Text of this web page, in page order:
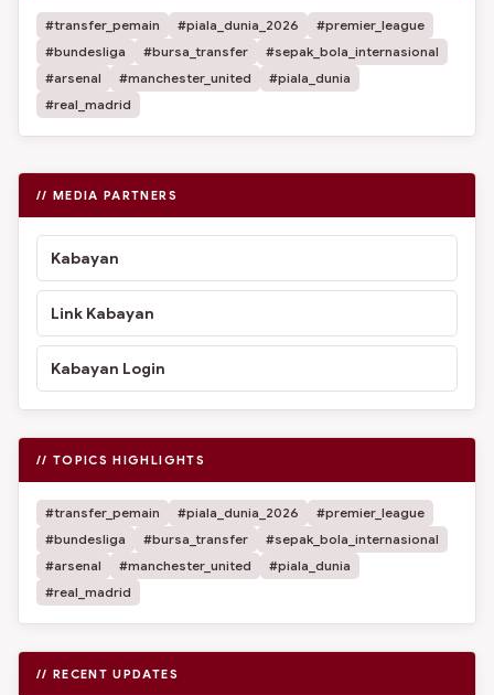
#transfer_pemain #piala_dunia_2026
#premier_league
#bundesliga
#bursa_transfer
#sepak_bola_internasional
#arsenal
#manchester_united
#piala_dunia
#real_madrid
// MEDIA PARTNERS
Kabayan
Link Kabayan
Kabayan Login
// TOPICS HIGHLIGHTS
#transfer_pemain #piala_dunia_2026
#premier_league
#bundesliga
#bursa_transfer
#sepak_bola_internasional
#arsenal
#manchester_united
#piala_dunia
#real_madrid
// RECENT UPDATES